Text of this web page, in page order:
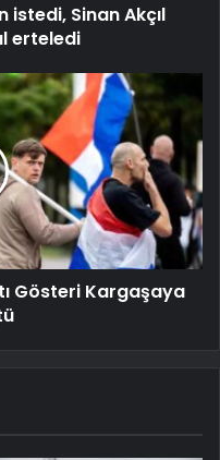
istedi, Sinan Akçıl
erteledi
Gösteri Kargaşaya